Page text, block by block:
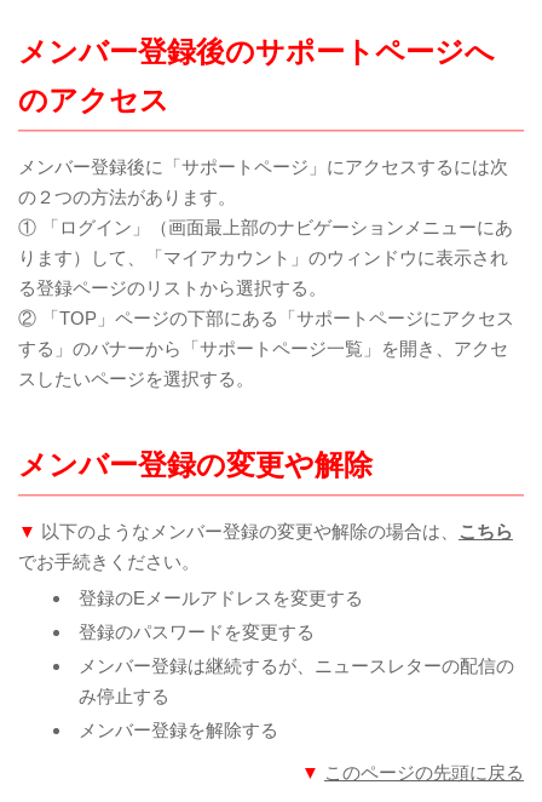
メンバー登録後のサポートページへ
のアクセス
メンバー登録後に「サポートページ」にアクセスするには次
の２つの方法があります。
① 「ログイン」（画面最上部のナビゲーションメニューにあ
ります）して、「マイアカウント」のウィンドウに表示され
る登録ページのリストから選択する。
② 「TOP」ページの下部にある「サポートページにアクセス
する」のバナーから「サポートページ一覧」を開き、アクセ
スしたいページを選択する。
メンバー登録の変更や解除
▼ 以下のようなメンバー登録の変更や解除の場合は、
こちら
でお手続きください。
登録のEメールアドレスを変更する
登録のパスワードを変更する
メンバー登録は継続するが、ニュースレターの配信の
み停止する
メンバー登録を解除する
▼ このページの先頭に戻る